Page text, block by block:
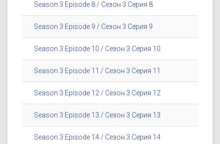
Season 3 Episode 8 / Сезон 3 Серия 8
Season 3 Episode 9 / Сезон 3 Серия 9
Season 3 Episode 10 / Сезон 3 Серия 10
Season 3 Episode 11 / Сезон 3 Серия 11
Season 3 Episode 12 / Сезон 3 Серия 12
Season 3 Episode 13 / Сезон 3 Серия 13
Season 3 Episode 14 / Сезон 3 Серия 14